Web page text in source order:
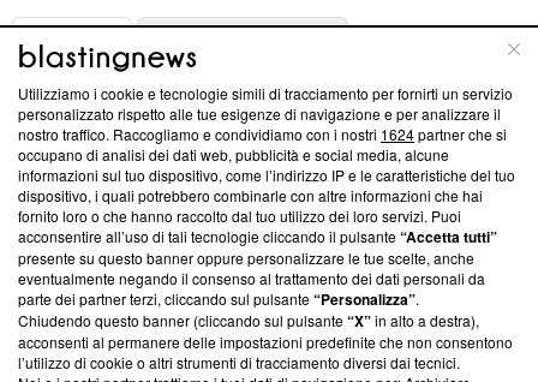
ABOUT
Questa sezione offre informazioni trasparenti su Blasting
News, sui nostri processi editoriali e su come ci impegniamo a
creare news di qualità. Inoltre, afferma la nostra aderenza a
‘Trust Project - News with Integrity’Blasting News non è
ancora membro del programma, ma ha richiesto di farne
parte; Trust Project non ha ancora effettuato una verifica di
conformità agli standard.
Su di noi
Team editoriale
Utilizziamo i cookie e tecnologie simili di tracciamento per fornirti un servizio
personalizzato rispetto alle tue esigenze di navigazione e per analizzare il
nostro traffico. Raccogliamo e condividiamo con i nostri 1624partner che si
occupano di analisi dei dati web, pubblicità e social media, alcune
informazioni sul tuo dispositivo, come l’indirizzo IP e le caratteristiche del tuo
dispositivo, i quali potrebbero combinarle con altre informazioni che hai
fornito loro o che hanno raccolto dal tuo utilizzo dei loro servizi. Puoi
acconsentire all’uso di tali tecnologie cliccando il pulsante“Accetta tutti”
presente su questo banner oppure personalizzare le tue scelte, anche
eventualmente negando il consenso al trattamento dei dati personali da
parte dei partner terzi, cliccando sul pulsante“Personalizza”.
Chiudendo questo banner (cliccando sul pulsante“X”in alto a destra),
acconsenti al permanere delle impostazioni predefinite che non consentono
l’utilizzo di cookie o altri strumenti di tracciamento diversi dai tecnici.